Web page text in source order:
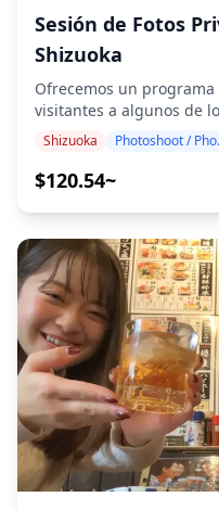
rara hoy en día, y le
de producción
proporcionaremos un
hojas de té para que las
stock, recibirá otro recuerdo). ◆Información
tomará un taxi hasta
su grupo
Sesión de Fotos
Shizuoka
Ofrecemos un
visitantes a algunos de
de Shizuoka. Dirigido
de viaje, capturando
favor, comparta su
sesiones de fotografía
lugar de Shizuoka y se
de antelación.
inglés, chino o coreano. Los 100+ archivos de fotos
originales se entregan
puede seleccionar sus
Se realizan correcciones
específica y, si lo desea,
estado de ánimo y el color. ¡Permítanos
momentos especiales en
servicios de fotografía! ◆ Información importante: ・Si
llega tarde a la hora de
Shizuoka
$120.54~